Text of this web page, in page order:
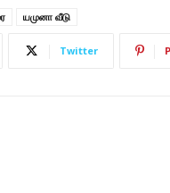
யமுனா வீடு
Twitter